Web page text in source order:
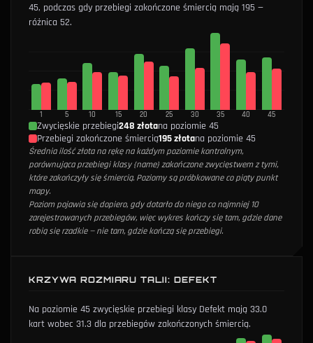
45, podczas gdy przebiegi zakończone śmiercią mają 195 —
różnica 52.
1 5 10 15 20 25 30 35 40 45
Zwycięskie przebiegi248 złotana poziomie 45
Przebiegi zakończone śmiercią195 złotana poziomie 45
Średnia ilość złota na rękę na każdym poziomie kontrolnym,
porównująca przebiegi klasy {name} zakończone zwycięstwem z tymi,
które zakończyły się śmiercią. Poziomy są próbkowane co piąty punkt
mapy.
Poziom pojawia się dopiero, gdy dotarło do niego co najmniej 10
zarejestrowanych przebiegów, więc wykres kończy się tam, gdzie dane
robią się rzadkie — nie tam, gdzie kończą się przebiegi.
KRZYWA ROZMIARU TALII: DEFEKT
Na poziomie 45 zwycięskie przebiegi klasy Defekt mają 33.0
kart wobec 31.3 dla przebiegów zakończonych śmiercią.